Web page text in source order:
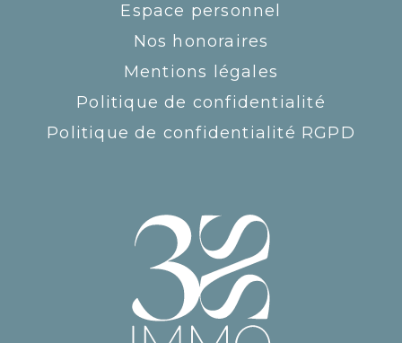
Espace personnel
Nos honoraires
Mentions légales
Politique de confidentialité
Politique de confidentialité RGPD